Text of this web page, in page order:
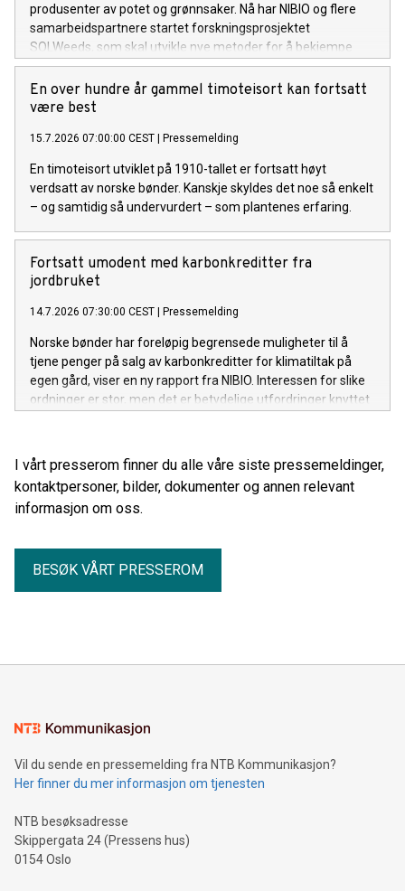
produsenter av potet og grønnsaker. Nå har NIBIO og flere
samarbeidspartnere startet forskningsprosjektet
SOLWeeds, som skal utvikle nye metoder for å bekjempe
ugraset og redusere kostnadene for dyrkerne.
En over hundre år gammel timoteisort kan fortsatt
være best
15.7.2026 07:00:00 CEST Pressemelding
En timoteisort utviklet på 1910-tallet er fortsatt høyt
verdsatt av norske bønder. Kanskje skyldes det noe så enkelt
– og samtidig så undervurdert – som plantenes erfaring.
Fortsatt umodent med karbonkreditter fra
jordbruket
14.7.2026 07:30:00 CEST Pressemelding
Norske bønder har foreløpig begrensede muligheter til å
tjene penger på salg av karbonkreditter for klimatiltak på
egen gård, viser en ny rapport fra NIBIO. Interessen for slike
ordninger er stor, men det er betydelige utfordringer knyttet
I vårt presserom finner du alle våre siste pressemeldinger,
kontaktpersoner, bilder, dokumenter og annen relevant
informasjon om oss.
BESØK VÅRT PRESSEROM
Vil du sende en pressemelding fra NTB Kommunikasjon?
Her finner du mer informasjon om tjenesten
NTB besøksadresse
Skippergata 24 (Pressens hus)
0154 Oslo